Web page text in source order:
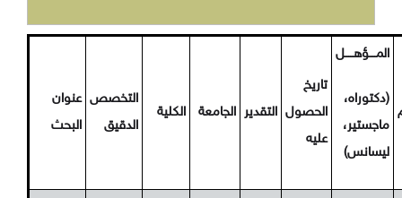
المــــؤهـــــل
(دكتوراه،
ماجستير،
ليسانس)
تاريخ
الحصول
عليه
التقدير الجامعة الكلية
التخصص
الدقيق
عنوان
البحث